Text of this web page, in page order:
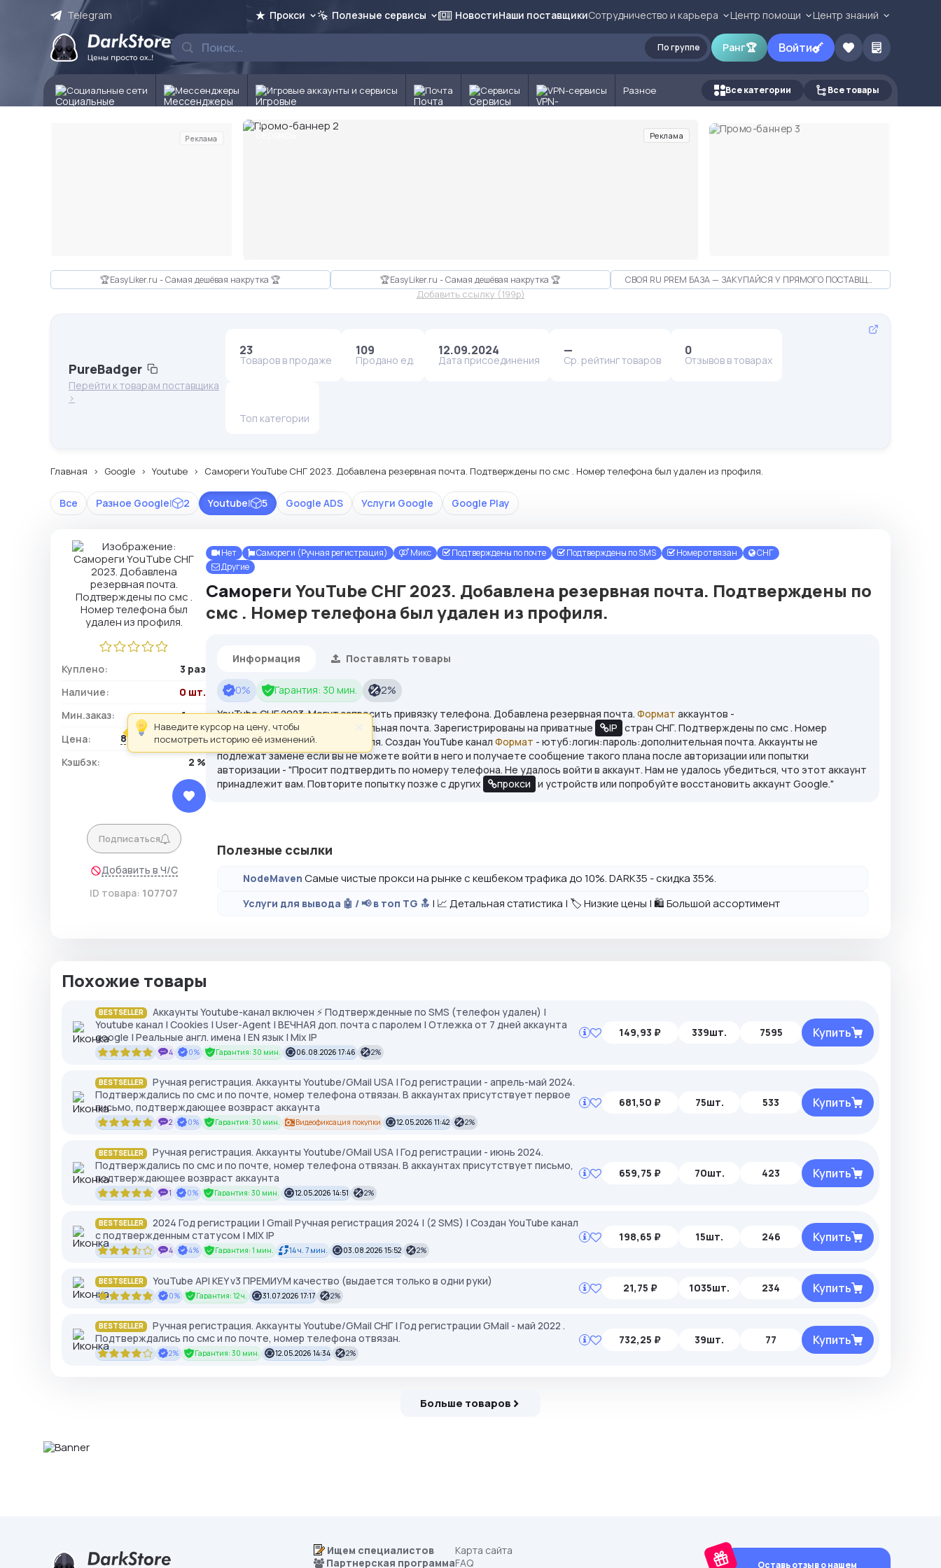
Telegram Прокси Полезные сервисы НовостиНаши поставщикиСотрудничество и карьера Центр помощи Центр знаний
По группе Ранг🏆 Войти
Социальные сети Мессенджеры Игровые аккаунты и сервисы Почта Сервисы VPN-сервисы Разное Все категории Все товары
Реклама Реклама
🏆EasyLiker.ru - Самая дешёвая накрутка 🏆 🏆EasyLiker.ru - Самая дешёвая накрутка 🏆 СВОЯ RU PREM БАЗА — ЗАКУПАЙСЯ У ПРЯМОГО ПОСТАВЩИКА
Добавить ссылку (199p)
PureBadger
Перейти к товарам поставщика
>
23
Товаров в продаже
109
Продано ед.
12.09.2024
Дата присоединения
—
Ср. рейтинг товаров
0
Отзывов в товарах
Топ категории
Главная Google Youtube Самореги YouTube СНГ 2023. Добавлена резервная почта. Подтверждены по смс . Номер телефона был удален из профиля.
Все Разное Google| 2 Youtube| 5 Google ADS Услуги Google Google Play
Куплено:
3 раз
Наличие:
0 шт.
Мин.заказ:
1 шт.
Цена:
822,07 ₽ / шт.
Кэшбэк:
2 %
Подписаться
Добавить в Ч/С
ID товара: 107707
Нет Самореги (Ручная регистрация) Микс Подтверждены по почте Подтверждены по SMS Номер отвязан
СНГ
Другие
Самореги YouTube СНГ 2023. Добавлена резервная почта. Подтверждены по
смс . Номер телефона был удален из профиля.
Информация Поставлять товары
0% Гарантия: 30 мин.
2%
YouTube СНГ 2023. Могут запросить привязку телефона. Добавлена резервная почта. Формат аккаунтов -
ютуб:логин:пароль:дополнительная почта. Зарегистрированы на приватные
IP стран СНГ. Подтверждены по смс . Номер
телефона был удален из профиля. Создан YouTube канал Формат - ютуб:логин:пароль:дополнительная почта. Аккаунты не
подлежат замене если вы не можете войти в него и получаете сообщение такого плана после авторизации или попытки
авторизации - "Просит подтвердить по номеру телефона. Не удалось войти в аккаунт. Нам не удалось убедиться, что этот аккаунт
принадлежит вам. Повторите попытку позже с других
прокси и устройств или попробуйте восстановить аккаунт Google."
Полезные ссылки
NodeMaven Самые чистые прокси на рынке с кешбеком трафика до 10%. DARK35 - скидка 35%.
Услуги для вывода 🤖 / 📢 в топ TG 🔝 | 📈 Детальная статистика | 🏷️ Низкие цены | 🛍️ Большой ассортимент
Похожие товары
BESTSELLER
Аккаунты Youtube-канал включен ⚡️ Подтвержденные по SMS (телефон удален) |
Youtube канал | Cookies | User-Agent | ВЕЧНАЯ доп. почта с паролем | Отлежка от 7 дней аккаунта
google | Реальные англ. имена | EN язык | Mix IP
4 0% Гарантия: 30 мин. 06.08.2026 17:46 2%
149,93 ₽ 339шт. 7595 Купить
BESTSELLER
Ручная регистрация. Аккаунты Youtube/GMail USA | Год регистрации - апрель-май 2024.
Подтверждались по смс и по почте, номер телефона отвязан. В аккаунтах присутствует первое
письмо, подтверждающее возвраст аккаунта
2 0% Гарантия: 30 мин. Видеофиксация покупки 12.05.2026 11:42 2%
681,50 ₽ 75шт. 533 Купить
BESTSELLER
Ручная регистрация. Аккаунты Youtube/GMail USA | Год регистрации - июнь 2024.
Подтверждались по смс и по почте, номер телефона отвязан. В аккаунтах присутствует письмо,
подтверждающее возвраст аккаунта
1 0% Гарантия: 30 мин. 12.05.2026 14:51 2%
659,75 ₽ 70шт. 423 Купить
BESTSELLER
2024 Год регистрации | Gmail Ручная регистрация 2024 | (2 SMS) | Создан YouTube канал
с подтвержденным статусом | MIX IP
4 4% Гарантия: 1 мин. 14 ч. 7 мин. 03.08.2026 15:52 2%
198,65 ₽ 15шт. 246 Купить
BESTSELLER YouTube API KEY v3 ПРЕМИУМ качество (выдается только в одни руки)
0% Гарантия: 12 ч. 31.07.2026 17:17 2%
21,75 ₽ 1035шт. 234 Купить
BESTSELLER
Ручная регистрация. Аккаунты Youtube/GMail СНГ | Год регистрации GMail - май 2022 .
Подтверждались по смс и по почте, номер телефона отвязан.
2% Гарантия: 30 мин. 12.05.2026 14:34 2%
732,25 ₽ 39шт. 77 Купить
Больше товаров
Ищем специалистов
Партнерская программа
Карта сайта
FAQ
Оставь отзыв о нашем
Наведите курсор на цену, чтобы
посмотреть историю её изменений.